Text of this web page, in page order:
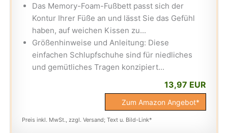
Das Memory-Foam-Fußbett passt sich der
Kontur Ihrer Füße an und lässt Sie das Gefühl
haben, auf weichen Kissen zu...
Größenhinweise und Anleitung: Diese
einfachen Schlupfschuhe sind für niedliches
und gemütliches Tragen konzipiert...
13,97 EUR
Zum Amazon Angebot*
Preis inkl. MwSt., zzgl. Versand; Text u. Bild-Link*